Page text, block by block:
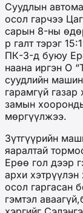
Суудлын
осол гарчээ
сарын 8-ны
р галт тэрэг
ПК-3-д буюу
наана иргэн О
суудлийн
гарамгүй
замын
мөргүүлжээ.
Зүтгүүрийн
яаралтай
Ерөө гол дээр
архи
осол гаргасан
гэмтэл